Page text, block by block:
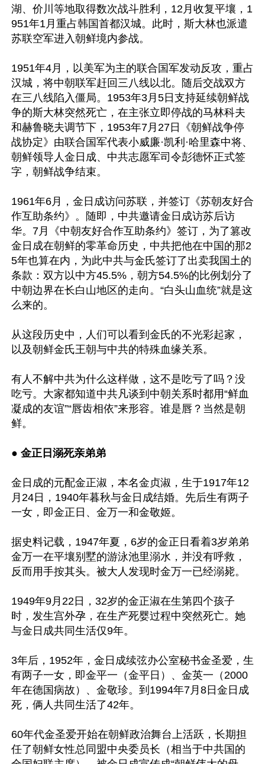
湖、价川等地取得数次战斗胜利，12月收复平壤，1
951年1月重占韩国首都汉城。此时，斯大林也派遣
苏联空军进入朝鲜境内参战。
1951年4月，以美军为主的联合国军发动反攻，重占
汉城，将中朝联军赶回三八线以北。随后交战双方
在三八线陷入僵局。1953年3月5日支持延续朝鲜战
争的斯大林突然死亡，在主张立即停战的马林科夫
和赫鲁晓夫调节下，1953年7月27日《朝鲜战争停
战协定》由联合国军代表小威廉·凯利·哈里森中将、
朝鲜领导人金日成、中共志愿军司令彭德怀正式签
字，朝鲜战争结束。
1961年6月，金日成访问苏联，并签订《苏朝友好合
作互助条约》。随即，中共邀请金日成访苏后访
华。7月《中朝友好合作互助条约》签订，为了篡改
金日成在朝鲜的零革命历史，中共把他在中国的那2
5年也算在内，为此中共与金氏签订了出卖我国土的
条款：双方以中方45.5%，朝方54.5%的比例划分了
中朝边界在长白山地区的走向。“白头山血统”就是这
么来的。
从这段历史中，人们可以看到金氏的不光彩起家，
以及朝鲜金氏王朝与中共的特殊血缘关系。
有人不解中共为什么这样做，这不是吃亏了吗？没
吃亏。大家都知道中共凡谈到中朝关系时都用“鲜血
凝成的友谊”“唇齿相依”来形容。谁是唇？当然是朝
鲜。
● 金正日溺死亲弟弟
金日成的元配金正淑，本名金贞淑，生于1917年12
月24日，1940年暮秋与金日成结婚。先后生有两子
一女，即金正日、金万一和金敬姬。
据史料记载，1947年夏，6岁的金正日看着3岁弟弟
金万一在平壤别墅的游泳池里溺水，并没有呼救，
反而用手按其头。被大人发现时金万一已经溺毙。
1949年9月22日，32岁的金正淑在生第四个孩子
时，发生宫外孕，在生产死婴过程中突然死亡。她
与金日成共同生活仅9年。
3年后，1952年，金日成续弦办公室秘书金圣爱，生
有两子一女，即金平一（金平日）、金英一（2000
年在德国病故）、金敬珍。到1994年7月8日金日成
死，俩人共同生活了42年。
60年代金圣爱开始在朝鲜政治舞台上活跃，长期担
任了朝鲜女性总同盟中央委员长（相当于中共国的